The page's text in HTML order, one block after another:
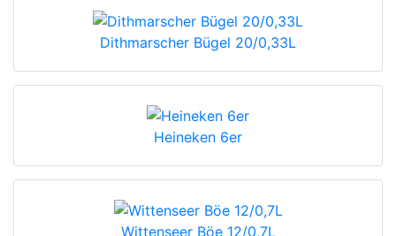
Dithmarscher Bügel 20/0,33L
Heineken 6er
Wittenseer Böe 12/0,7L